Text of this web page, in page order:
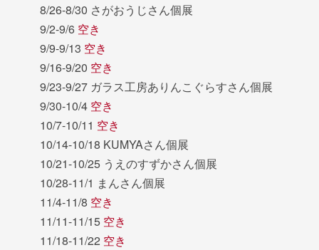
8/26-8/30 さがおうじさん個展
9/2-9/6 空き
9/9-9/13 空き
9/16-9/20 空き
9/23-9/27 ガラス工房ありんこぐらすさん個展
9/30-10/4 空き
10/7-10/11 空き
10/14-10/18 KUMYAさん個展
10/21-10/25 うえのすずかさん個展
10/28-11/1 まんさん個展
11/4-11/8 空き
11/11-11/15 空き
11/18-11/22 空き